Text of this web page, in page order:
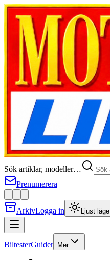
Sök artiklar, modeller…
Prenumerera
ArkivLogga in Ljust läge
BiltesterGuider Mer